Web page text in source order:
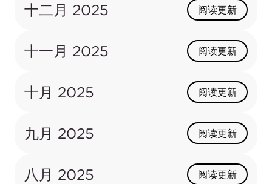
十二月 2025 阅读更新
十一月 2025 阅读更新
十月 2025 阅读更新
九月 2025 阅读更新
八月 2025 阅读更新